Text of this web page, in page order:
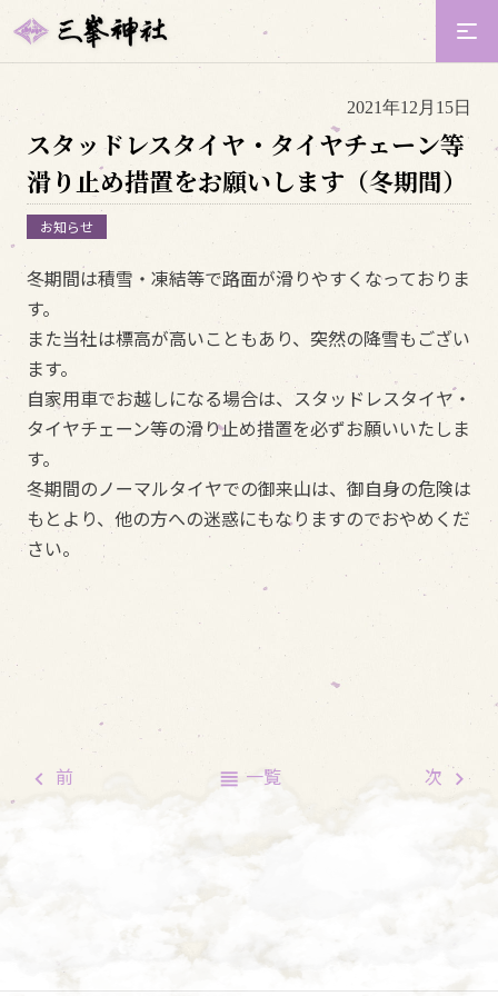
2021年12月15日
スタッドレスタイヤ・タイヤチェーン等
滑り止め措置をお願いします（冬期間）
お知らせ
冬期間は積雪・凍結等で路面が滑りやすくなっておりま
す。
また当社は標高が高いこともあり、突然の降雪もござい
ます。
自家用車でお越しになる場合は、スタッドレスタイヤ・
タイヤチェーン等の滑り止め措置を必ずお願いいたしま
す。
冬期間のノーマルタイヤでの御来山は、御自身の危険は
もとより、他の方への迷惑にもなりますのでおやめくだ
さい。
前 一覧 次